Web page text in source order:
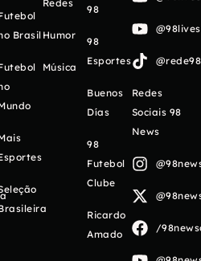
Brasil
Redes
Humor
Música
98
98
Esportes
Buenos
Días
98
Futebol
Clube
Ricardo
Amado
Redes
Sociais 98
News
/